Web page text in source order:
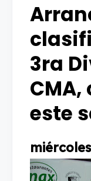
3ra
este